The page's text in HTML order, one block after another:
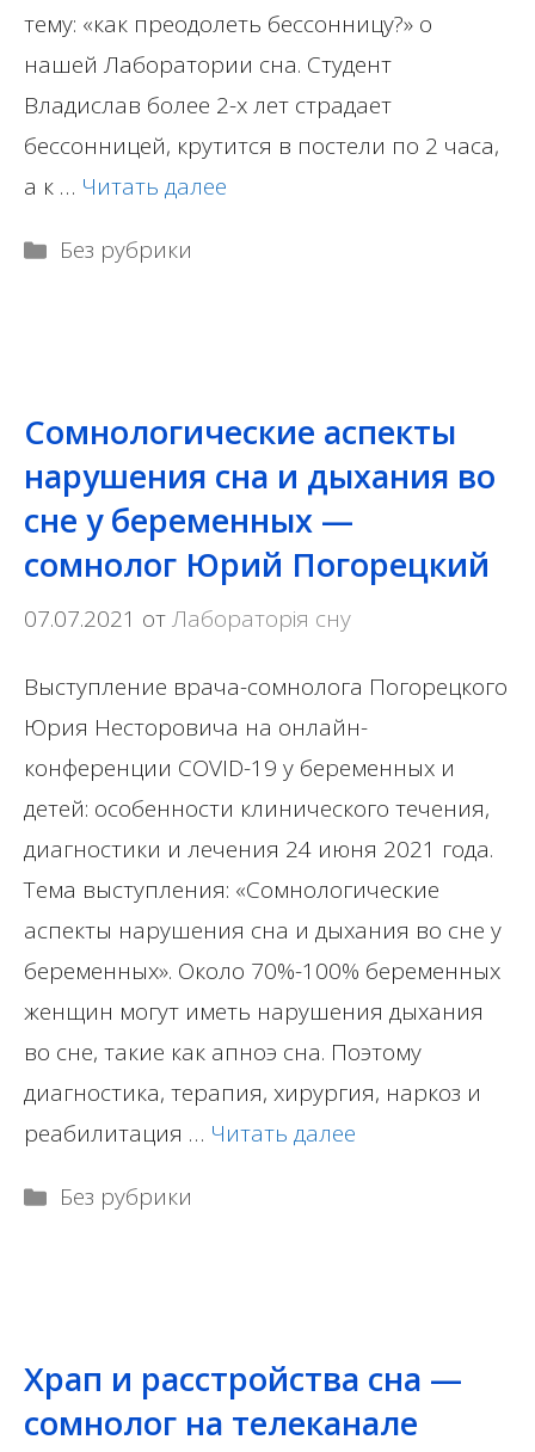
тему: «как преодолеть бессонницу?» о
нашей Лаборатории сна. Студент
Владислав более 2-х лет страдает
бессонницей, крутится в постели по 2 часа,
а к … Читать далее
Рубрики
Без рубрики
Сомнологические аспекты
нарушения сна и дыхания во
сне у беременных —
сомнолог Юрий Погорецкий
07.07.2021 отЛабораторія сну
Выступление врача-сомнолога Погорецкого
Юрия Несторовича на онлайн-
конференции COVID-19 у беременных и
детей: особенности клинического течения,
диагностики и лечения 24 июня 2021 года.
Тема выступления: «Сомнологические
аспекты нарушения сна и дыхания во сне у
беременных». Около 70%-100% беременных
женщин могут иметь нарушения дыхания
во сне, такие как апноэ сна. Поэтому
диагностика, терапия, хирургия, наркоз и
реабилитация … Читать далее
Рубрики
Без рубрики
Храп и расстройства сна —
сомнолог на телеканале